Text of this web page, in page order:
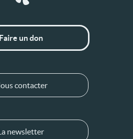
Faire un don
contacter
newsletter